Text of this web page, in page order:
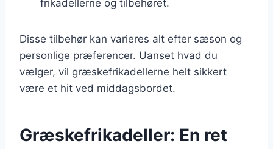
frikadellerne og tilbehøret.
Disse tilbehør kan varieres alt efter sæson og
personlige præferencer. Uanset hvad du
vælger, vil græskefrikadellerne helt sikkert
være et hit ved middagsbordet.
Græskefrikadeller: En ret